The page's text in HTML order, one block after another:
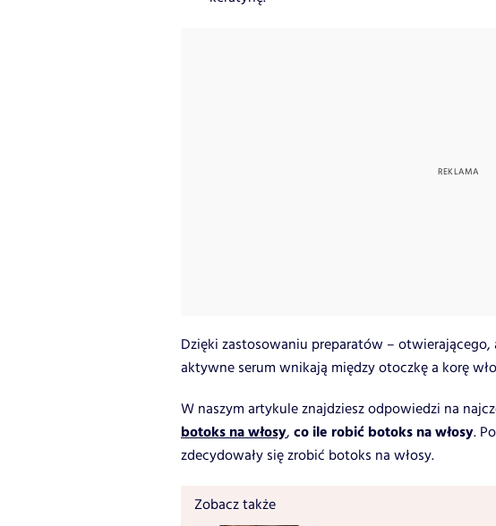
Dzięki zastosowaniu preparatów – otwierającego,
aktywne serum wnikają między otoczkę a korę
W naszym artykule znajdziesz odpowiedzi na
botoks na włosy, co ile robić botoks na włosy.
zdecydowały się zrobić botoks na włosy.
Zobacz także